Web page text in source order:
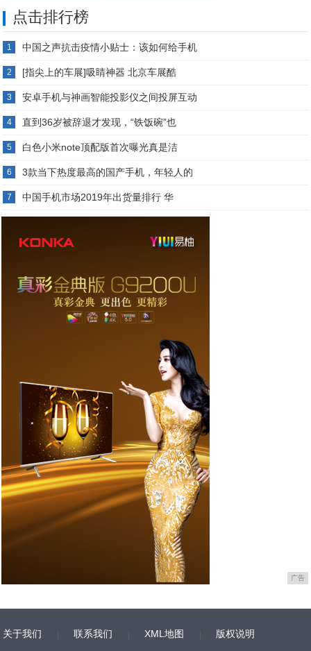
点击排行榜
1 中国之声抗击疫情小贴士：该如何给手机
2 [指尖上的车展]吸睛神器 北京车展酷
3 安卓手机与神画智能投影仪之间投屏互动
4 直到36岁被辞退才发现，“铁饭碗”也
5 白色小米note顶配版首次曝光真是洁
6 3款当下热度最高的国产手机，年轻人的
7 中国手机市场2019年出货量排行 华
广告
关于我们 联系我们 XML地图 版权说明